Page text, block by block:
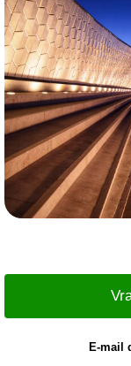
E-mail